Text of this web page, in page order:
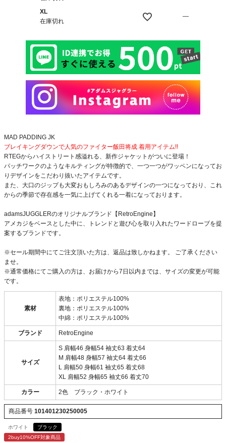
XL
在庫切れ
—
MAD PADDING JK
ブレイキングダウンで人気のファイター飯田将成 着用アイテム!!
RTEGからハイストリート感溢れる、新作ジャケットがついに登場！
パッチワークのようなキルティングが特徴的で、一つ一つがワッペンになってお
りデザインをこだわり抜いたアイテムです。
また、大口のジップも大変おもしろみのあるデザインの一つになっており、これ
からの季節で存在感を一気に上げてくれる一着になっております。
adamsJUGGLERのオリジナルブランド【RetroEngine】
アメカジをベースとした中に、トレンドと遊び心を取り入れたワードローブを提
案するブランドです。
※セール期間中にてご注文頂いた方は、返品は致しかねます。 ご了承ください
ませ。
※通常価格にてご購入の方は、お届けから7日以内までは、サイズの変更が可能
です。
素材
表地：ポリエステル100%
裏地：ポリエステル100%
中綿：ポリエステル100%
ブランド RetroEngine
サイズ
S 肩幅46 身幅54 袖丈63 着丈64
M 肩幅48 身幅57 袖丈64 着丈66
L 肩幅50 身幅61 袖丈65 着丈68
XL 肩幅52 身幅65 袖丈66 着丈70
カラー 2色 ブラック・ホワイト
商品番号 101401230250005
ホワイト
ブラック
2buy10%OFF対象商品